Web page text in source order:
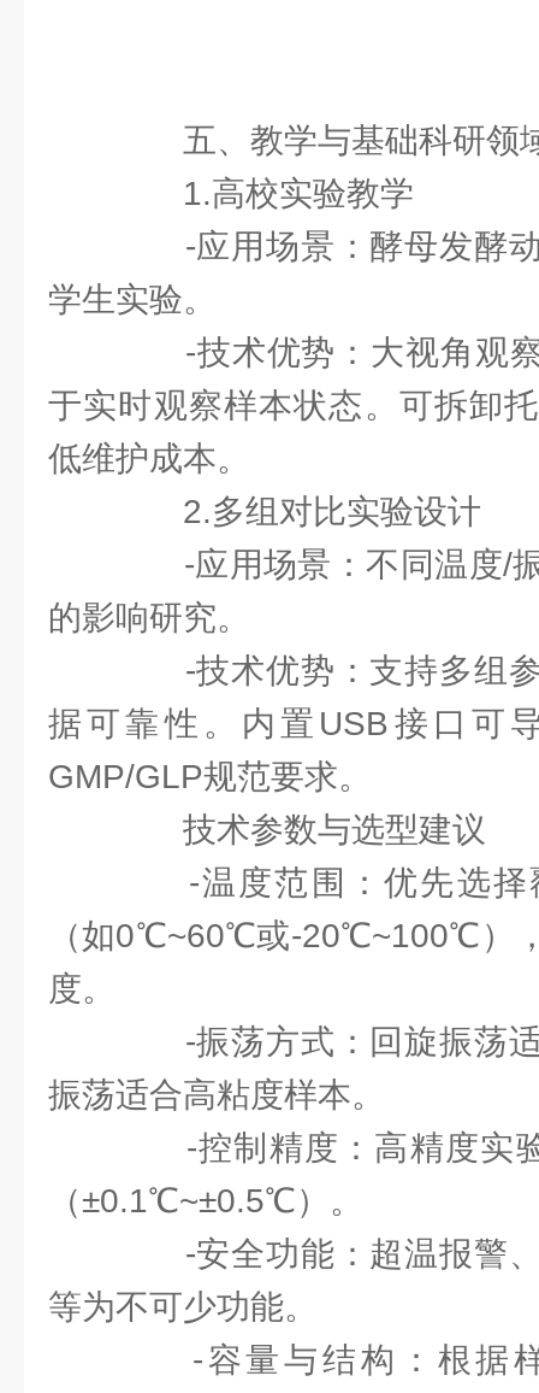
五、教学与基础科研领
1.高校实验教学
-应用场景：酵母发酵动
学生实验。
-技术优势：大视角观察
于实时观察样本状态。可拆卸
低维护成本。
2.多组对比实验设计
-应用场景：不同温度/振
的影响研究。
-技术优势：支持多组参
据可靠性。内置USB接口可
GMP/GLP规范要求。
技术参数与选型建议
-温度范围：优先选择
（如0℃~60℃或-20℃~100℃）
度。
-振荡方式：回旋振荡适
振荡适合高粘度样本。
-控制精度：高精度实
（±0.1℃~±0.5℃）。
-安全功能：超温报警、
等为不可少功能。
-容量与结构：根据样